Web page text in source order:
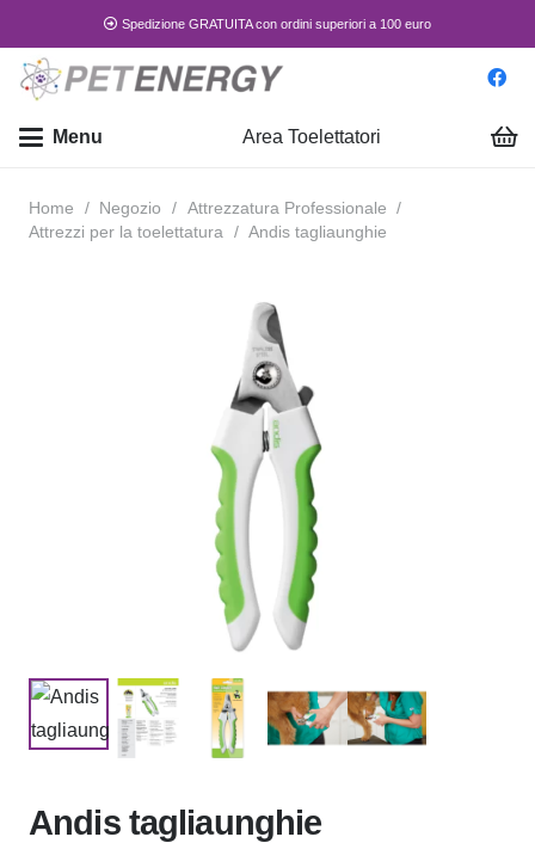
Spedizione GRATUITA con ordini superiori a 100 euro
Menu Area Toelettatori
Home / Negozio / Attrezzatura Professionale /
Attrezzi per la toelettatura
/ Andis tagliaunghie
Andis tagliaunghie